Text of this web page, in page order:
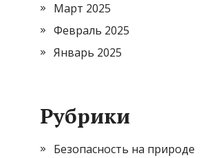
Март 2025
Февраль 2025
Январь 2025
Рубрики
Безопасность на природе